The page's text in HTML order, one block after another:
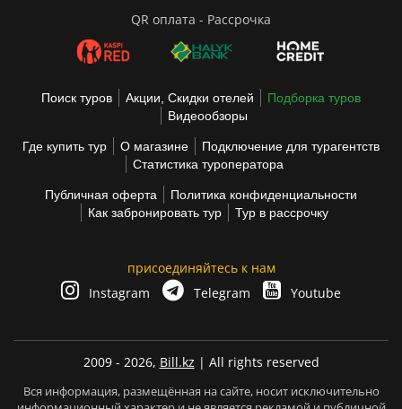
QR оплата - Рассрочка
Поиск туров Акции, Скидки отелей
Подборка туров
Видеообзоры
Где купить тур О магазине
Подключение для турагентств
Статистика туроператора
Публичная оферта
Политика конфиденциальности
Как забронировать тур
Тур в рассрочку
присоединяйтесь к нам
Instagram
Telegram Youtube
2009 - 2026, Bill.kz | All rights reserved
Вся информация, размещённая на сайте, носит исключительно